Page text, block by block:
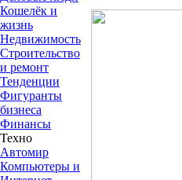
Кошелёк и
жизнь
Недвижимость
Строительство
и ремонт
Тенденции
Фигуранты
бизнеса
Финансы
Техно
Автомир
Компьютеры и